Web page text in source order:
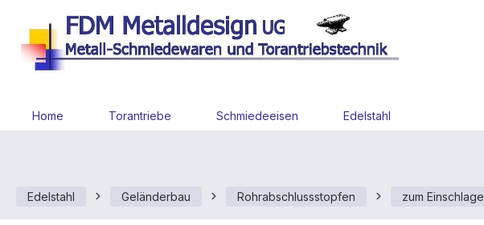
Hauptinhalt springen
Zur Suche springen
Zur Hauptnavigation springen
Home Torantriebe Schmiedeeisen Edelstahl
Edelstahl Geländerbau Rohrabschlussstopfen zum